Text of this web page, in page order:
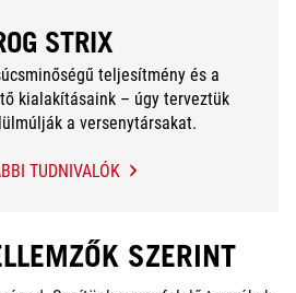
STRIX
teljesítmény és a
kialakításaink – úgy terveztük
a versenytársakat.
TUDNIVALÓK
SZERINT